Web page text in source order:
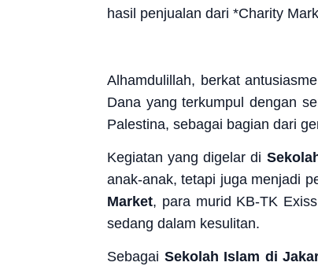
hasil penjualan dari *Charity
Alhamdulillah, berkat
Dana yang terkumpul dengan
Palestina, sebagai bagian dari
Kegiatan yang digelar di
anak-anak, tetapi juga menjadi
Market, para murid KB-TK
sedang dalam kesulitan.
Sebagai Sekolah Islam di